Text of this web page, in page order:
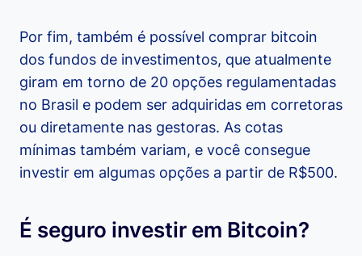
Por fim, também é possível comprar bitcoin
dos fundos de investimentos, que atualmente
giram em torno de 20 opções regulamentadas
no Brasil e podem ser adquiridas em corretoras
ou diretamente nas gestoras. As cotas
mínimas também variam, e você consegue
investir em algumas opções a partir de R$500.
É seguro investir em Bitcoin?